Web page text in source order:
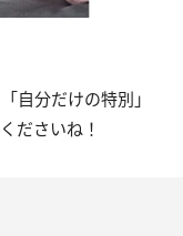
自分だけの特別」
ださいね！